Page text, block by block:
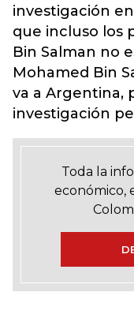
investigación
que incluso los
Bin Salman no
Mohamed Bin
va a Argentina,
investigación
Toda la
económico,